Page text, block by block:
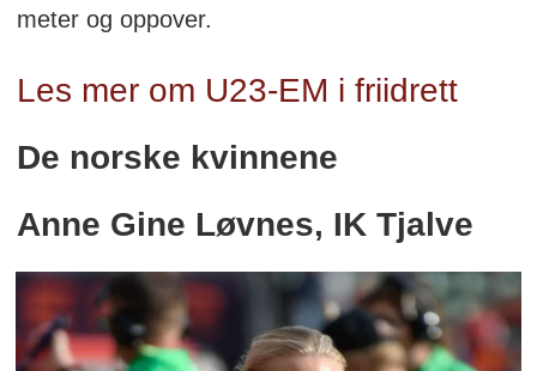
meter og oppover.
Les mer om U23-EM i friidrett
De norske kvinnene
Anne Gine Løvnes, IK Tjalve